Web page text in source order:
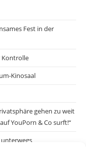
Fest in der
Kontrolle
Kinosaal
gehen zu weit
YouPorn & Co surft!“